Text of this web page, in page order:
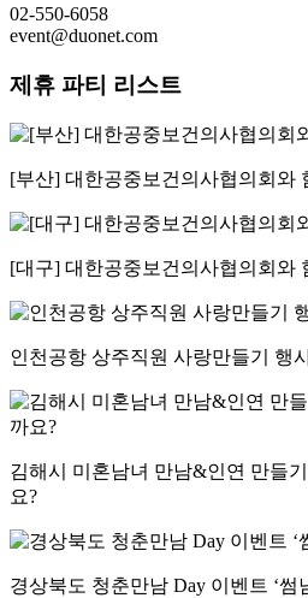
02-550-6058
event@duonet.com
제휴 파티 리스트
[부산] 대한공중보건의사협의회와
[대구] 대한공중보건의사협의회와
인천공항 상주직원 사랑만들기 행
김해시 미혼남녀 만남&인연 만들
요?
경상북도 청춘만남 Day 이벤트 ‘썸